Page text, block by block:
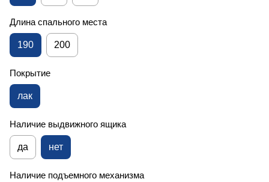
Длина спального места
190 200
Покрытие
лак
Наличие выдвижного ящика
да нет
Наличие подъемного механизма